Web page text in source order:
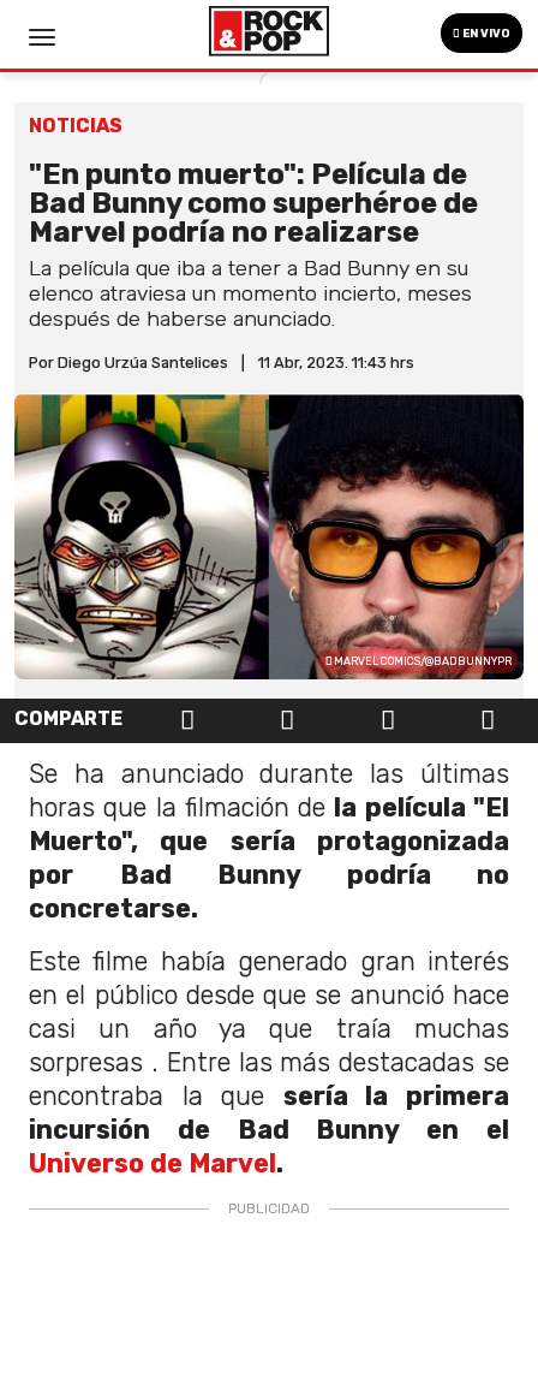
EN VIVO
NOTICIAS
"En punto muerto": Película de
Bad Bunny como superhéroe de
Marvel podría no realizarse
La película que iba a tener a Bad Bunny en su
elenco atraviesa un momento incierto, meses
después de haberse anunciado.
Por Diego Urzúa Santelices 11 Abr, 2023. 11:43 hrs
MARVEL COMICS/@BADBUNNYPR
COMPARTE
Se ha anunciado durante las últimas
horas que la filmación de la película "El
Muerto", que sería protagonizada
por Bad Bunny podría no
concretarse.
Este filme había generado gran interés
en el público desde que se anunció hace
casi un año ya que traía muchas
sorpresas . Entre las más destacadas se
encontraba la que sería la primera
incursión de Bad Bunny en el
Universo de Marvel.